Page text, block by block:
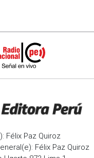
Félix Paz Quiroz
Félix Paz Quiroz